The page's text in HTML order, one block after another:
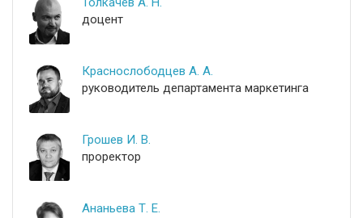
доцент
Краснослободцев А. А.
руководитель департамента маркетинга
Грошев И. В.
проректор
Ананьева Т. Е.